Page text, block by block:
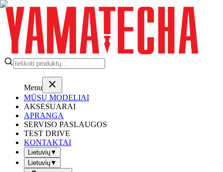
Menu
MŪSŲ MODELIAI
AKSESUARAI
APRANGA
SERVISO PASLAUGOS
TEST DRIVE
KONTAKTAI
Lietuvių▼
Lietuvių▼